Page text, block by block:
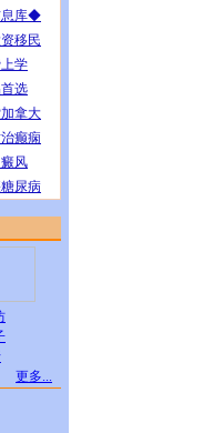
息库◆
移民
学
选
拿大
癫痫
风
尿病
更多...